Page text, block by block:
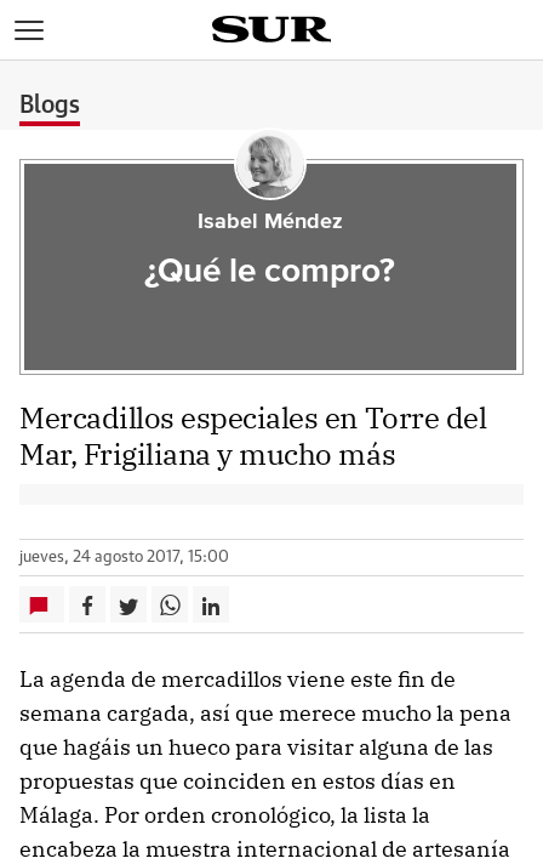
Blogs
Isabel Méndez
¿Qué le compro?
Mercadillos especiales en Torre del
Mar, Frigiliana y mucho más
jueves, 24 agosto 2017, 15:00
La agenda de mercadillos viene este fin de
semana cargada, así que merece mucho la pena
que hagáis un hueco para visitar alguna de las
propuestas que coinciden en estos días en
Málaga. Por orden cronológico, la lista la
encabeza la muestra internacional de artesanía